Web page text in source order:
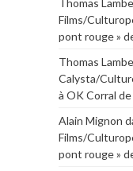
Thomas
Films/
pont rouge »
Thomas
Calysta/
à OK Corral
Alain Mignon
Films/
pont rouge »